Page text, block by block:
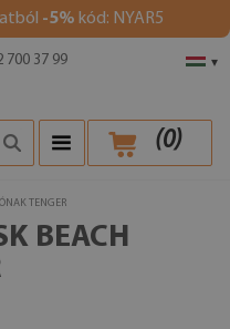
-5% kód: NYAR5
▾
700 37 99
(0)
TENGER
BEACH